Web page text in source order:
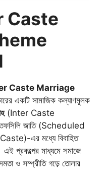
Caste
(Inter Caste Marriage
একটি সামাজিক কল্যাণমূলক
(Inter Caste
জাতি (Scheduled
এর মধ্যে বিবাহিত
এই প্রকল্পের মাধ্যমে সমাজে
ও সম্প্রীতি গড়ে তোলার